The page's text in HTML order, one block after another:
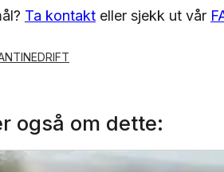
Ta kontakt eller sjekk ut vår
også om dette: